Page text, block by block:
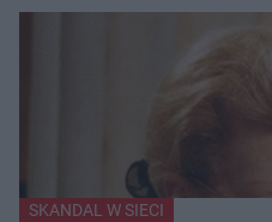
SKANDAL W SIECI